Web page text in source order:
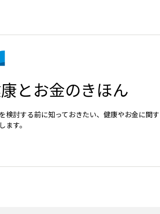
とお金のきほん
検討する前に知っておきたい、健康やお金に関
ます。